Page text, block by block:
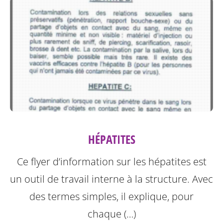
HÉPATITES
Ce flyer d’information sur les hépatites est
un outil de travail interne à la structure. Avec
des termes simples, il explique, pour
chaque (…)